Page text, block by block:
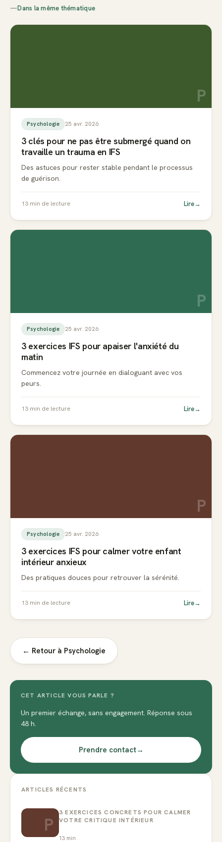
—Dans la même thématique
P
Psychologie 25 avr. 2026
3 clés pour ne pas être submergé quand on
travaille un trauma en IFS
Des astuces pour rester stable pendant le processus
de guérison.
13 min de lecture Lire→
P
Psychologie 25 avr. 2026
3 exercices IFS pour apaiser l'anxiété du
matin
Commencez votre journée en dialoguant avec vos
peurs.
13 min de lecture Lire→
P
Psychologie 25 avr. 2026
3 exercices IFS pour calmer votre enfant
intérieur anxieux
Des pratiques douces pour retrouver la sérénité.
13 min de lecture Lire→
← Retour à Psychologie
CET ARTICLE VOUS PARLE ?
Un premier échange, sans engagement. Réponse sous
48 h.
Prendre contact→
ARTICLES RÉCENTS
P
3 EXERCICES CONCRETS POUR CALMER
VOTRE CRITIQUE INTÉRIEUR
13 min